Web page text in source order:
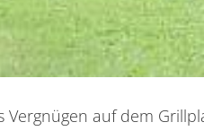
auf dem